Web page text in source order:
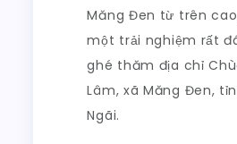
Măng Đen từ trên
một trải nghiệm rất
ghé thăm địa chỉ
Lâm, xã Măng Đen,
Ngãi.